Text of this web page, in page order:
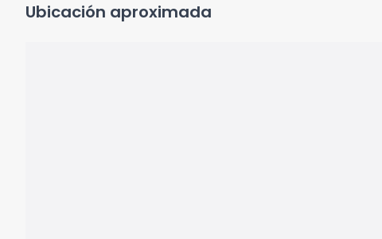
Ubicación aproximada